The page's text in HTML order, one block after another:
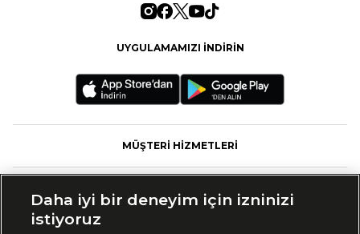
UYGULAMAMIZI İNDİRİN
MÜŞTERİ HİZMETLERİ
Daha iyi bir deneyim için izninizi
istiyoruz